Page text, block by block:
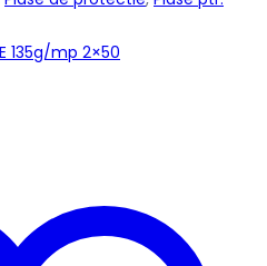
135g/mp 2×50